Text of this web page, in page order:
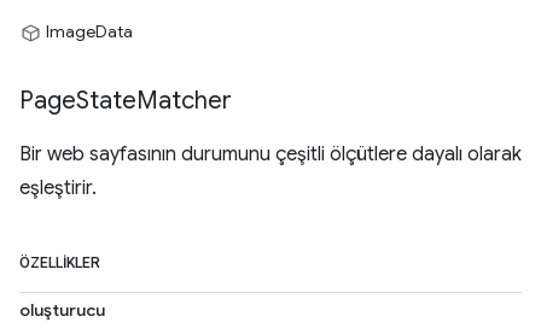
ImageData
PageStateMatcher
Bir web sayfasının durumunu çeşitli ölçütlere dayalı olarak
eşleştirir.
ÖZELLIKLER
oluşturucu